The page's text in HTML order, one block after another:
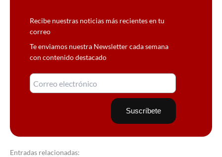
Recibe nuestras noticias más recientes en tu
correo
Te enviamos nuestra Newsletter cada semana
con contenido destacado
Entradas relacionadas: